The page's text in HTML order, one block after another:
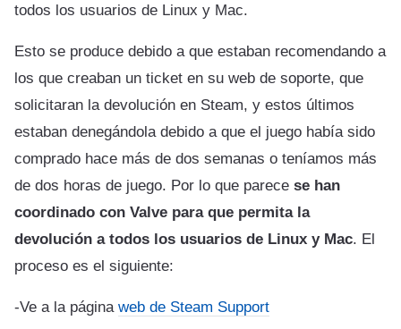
todos los usuarios de Linux y Mac.
Esto se produce debido a que estaban recomendando a
los que creaban un ticket en su web de soporte, que
solicitaran la devolución en Steam, y estos últimos
estaban denegándola debido a que el juego había sido
comprado hace más de dos semanas o teníamos más
de dos horas de juego. Por lo que parece se han
coordinado con Valve para que permita la
devolución a todos los usuarios de Linux y Mac. El
proceso es el siguiente:
-Ve a la página web de Steam Support